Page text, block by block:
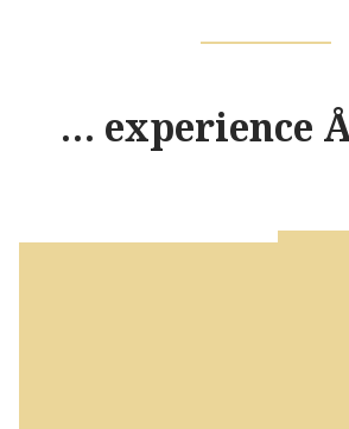
… experience